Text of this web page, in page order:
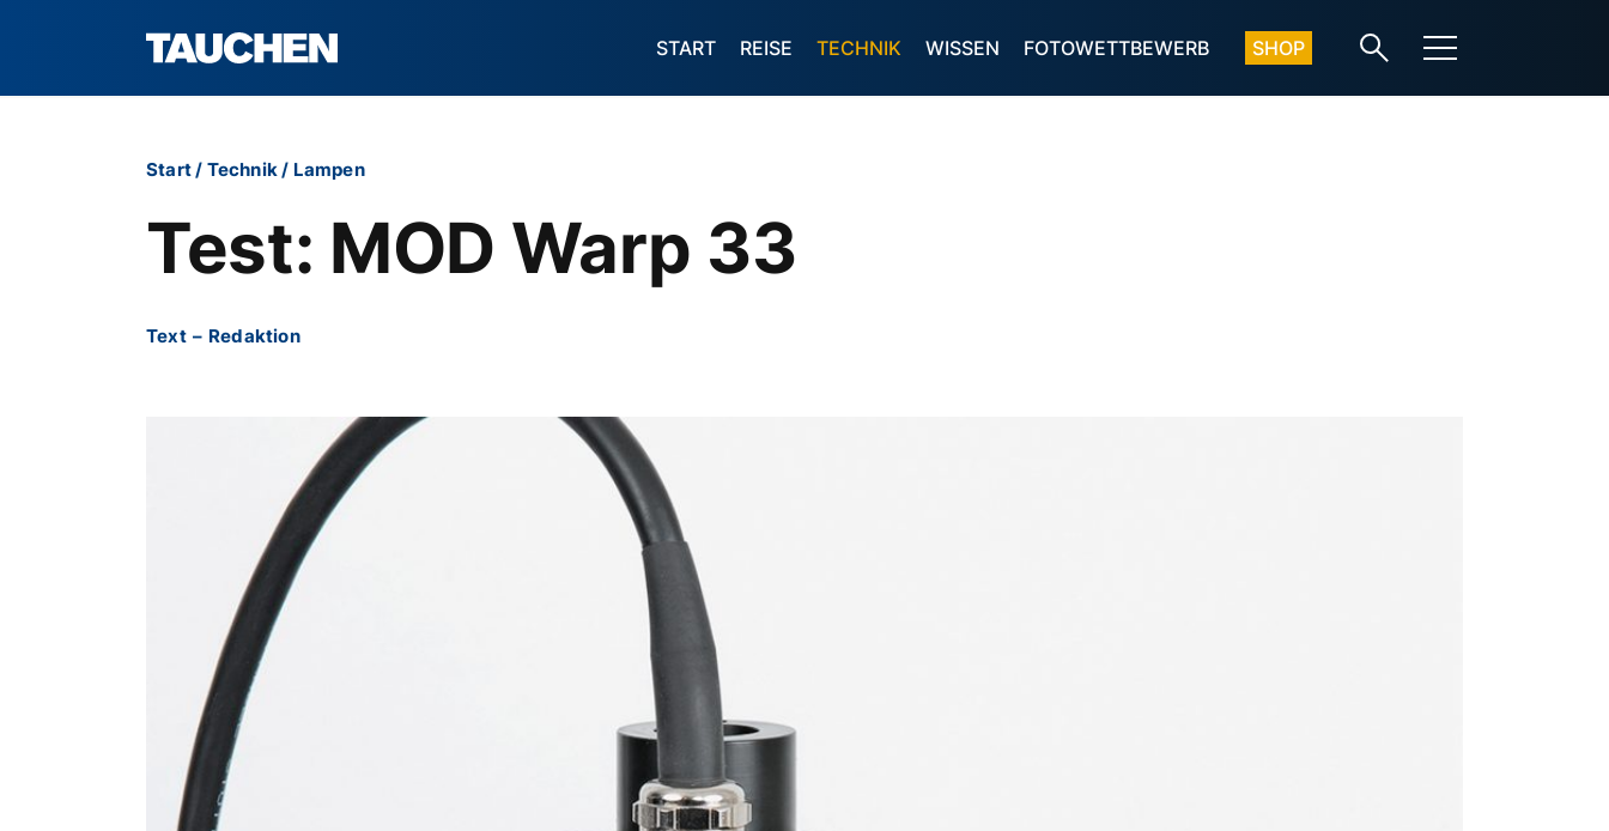
START REISE TECHNIK WISSEN FOTOWETTBEWERB SHOP
Start/ Technik/ Lampen
Test: MOD Warp 33
Text – Redaktion